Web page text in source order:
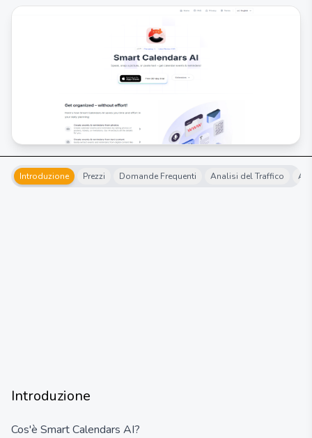
Introduzione Prezzi Domande Frequenti Analisi del Traffico
Introduzione
Cos'è Smart Calendars AI?